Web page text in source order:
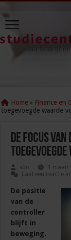
Home » Finance en
toegevoegde waarde
De focus
sbo 1
Laat een reactie
De positie
van de
controller
blijft in
beweging.